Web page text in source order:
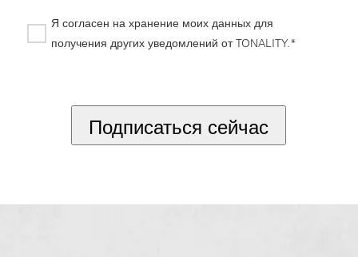
Я согласен на хранение моих данных для
получения других уведомлений от TONALITY.*
Подписаться сейчас